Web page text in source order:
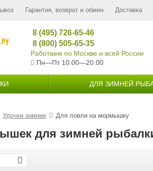
Гарантия, возврат и обмен Доставка
8 (495) 726-65-46
8 (800) 505-65-35
Работаем по Москве и всей России
Пн—Пт 10.00—20.00
ДЛЯ ЗИМНЕЙ
Удочки зимние Для ловли на мормышку
для зимней